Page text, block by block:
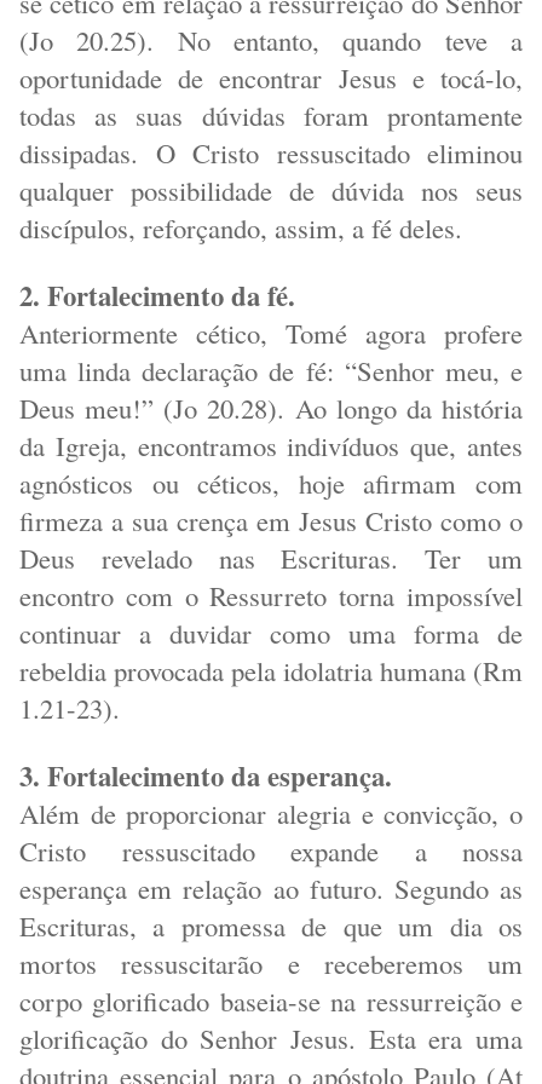
(Jo 20.25). No entanto, quando teve a
oportunidade de encontrar Jesus e tocá-lo,
todas as suas dúvidas foram prontamente
dissipadas. O Cristo ressuscitado eliminou
qualquer possibilidade de dúvida nos seus
discípulos, reforçando, assim, a fé deles.
2. Fortalecimento da fé.
Anteriormente cético, Tomé agora profere
uma linda declaração de fé: “Senhor meu, e
Deus meu!” (Jo 20.28). Ao longo da história
da Igreja, encontramos indivíduos que, antes
agnósticos ou céticos, hoje afirmam com
firmeza a sua crença em Jesus Cristo como o
Deus revelado nas Escrituras. Ter um
encontro com o Ressurreto torna impossível
continuar a duvidar como uma forma de
rebeldia provocada pela idolatria humana (Rm
1.21-23).
3. Fortalecimento da esperança.
Além de proporcionar alegria e convicção, o
Cristo ressuscitado expande a nossa
esperança em relação ao futuro. Segundo as
Escrituras, a promessa de que um dia os
mortos ressuscitarão e receberemos um
corpo glorificado baseia-se na ressurreição e
glorificação do Senhor Jesus. Esta era uma
doutrina essencial para o apóstolo Paulo (At